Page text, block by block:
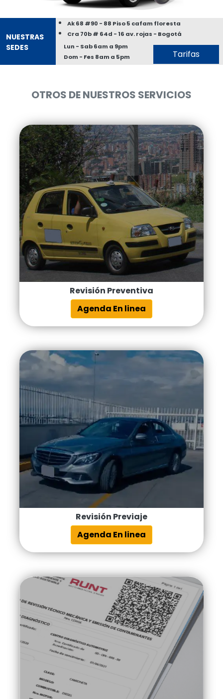
NUESTRAS
SEDES
Ak 68 #90 - 88 Piso 5 cafam floresta
Cra 70b # 64d - 16 av. rojas - Bogotá
Lun - Sab 6am a 9pm
Dom - Fes 8am a 5pm
Tarifas
OTROS DE NUESTROS SERVICIOS
Revisión Preventiva
Agenda En linea
Revisión Previaje
Agenda En linea